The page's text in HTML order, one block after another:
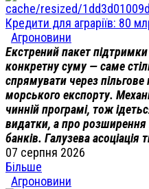
Кредити для аграріїв: 80
Агроновини
Екстрений пакет
конкретну суму — саме
спрямувати через
морського експорту.
чинній програмі, тож
видатки, а про
банків. Галузева
07 серпня 2026
Більше
Агроновини